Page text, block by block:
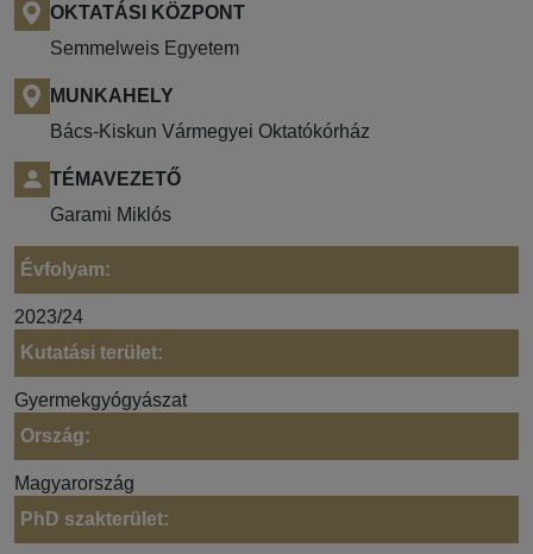
OKTATÁSI KÖZPONT
Semmelweis Egyetem
MUNKAHELY
Bács-Kiskun Vármegyei Oktatókórház
TÉMAVEZETŐ
Garami Miklós
Évfolyam:
2023/24
Kutatási terület:
Gyermekgyógyászat
Ország:
Magyarország
PhD szakterület: